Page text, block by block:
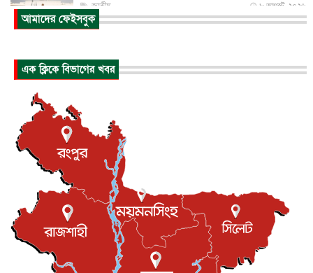
জাতীয় ৮ আগস্ট, ২০২৬
প্রধানমন্ত্রীর সঙ্গে সাক্ষাতে খুদে শিল্পী অনুশ্রী রায়ের স্বপ...
পাকিস্তান-তুরস্কের সঙ্গে প্রতিরক্ষা চুক্তি সৌদি আরবকে কতটা ন...
যুক্তরাজ্যে গ্রুমিং কেলেঙ্কারি : পাকিস্তানির অপরাধে অস্বস্তি...
আন্তর্জাতিক
বিরোধ কাটিয়ে কূটনৈতিক সম্পর্ক পুনঃস্থাপন করছে মেক্সিকো ও
আন্তর্জাতিক
এবার ওটিটিতে মুক্তি পেল ‘মালিক’
বিনোদন ৮ আগস্ট, ২০২৬
রিয়ালকে ‘না’ বলা রদ্রির জন্য বার্সার কাছে কত চাইল ম্যানসিটি
খেলাধুলা
আমাদের ফেইসবুক
এক ক্লিকে বিভাগের খবর